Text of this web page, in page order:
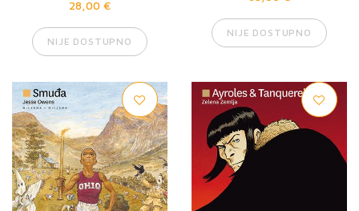
28,00 €
NIJE DOSTUPNO
NIJE DOSTUPNO